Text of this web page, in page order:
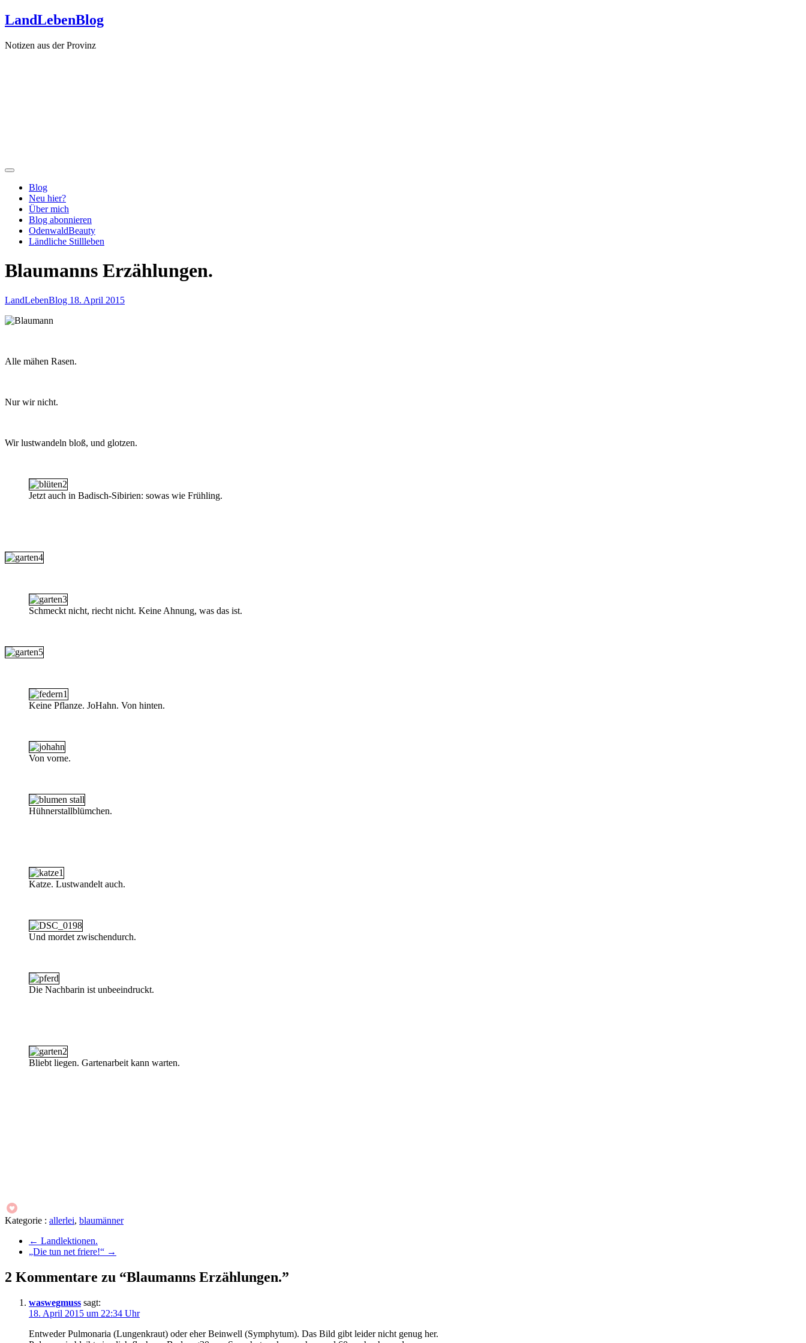
Zum
Inhalt
LandLebenBlog
Notizen aus der Provinz
Blog
Neu hier?
Über mich
Blog abonnieren
OdenwaldBeauty
Ländliche Stillleben
Blaumanns Erzählungen.
LandLebenBlog 18. April 2015
Alle mähen Rasen.
Nur wir nicht.
Wir lustwandeln bloß, und glotzen.
Jetzt auch in Badisch-Sibirien: sowas wie Frühling.
Schmeckt nicht, riecht nicht. Keine Ahnung, was das ist.
Keine Pflanze. JoHahn. Von hinten.
Von vorne.
Hühnerstallblümchen.
Katze. Lustwandelt auch.
Und mordet zwischendurch.
Die Nachbarin ist unbeeindruckt.
Bliebt liegen. Gartenarbeit kann warten.
Kategorie : allerlei, blaumänner
← Landlektionen.
„Die tun net friere!“ →
2 Kommentare zu “Blaumanns Erzählungen.”
waswegmuss sagt:
18. April 2015 um 22:34 Uhr
Entweder Pulmonaria (Lungenkraut) oder eher Beinwell (Symphytum). Das Bild gibt leider nicht genug her.